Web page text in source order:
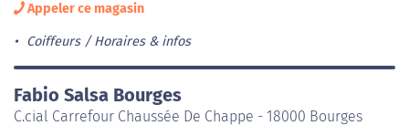
Appeler ce magasin
Coiffeurs Horaires & infos
Fabio Salsa Bourges
C.cial Carrefour Chaussée De Chappe - 18000 Bourges